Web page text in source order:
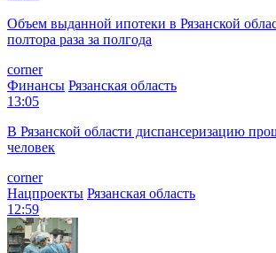
Объем выданной ипотеки в Рязанской
полтора раза за полгода
corner
Финансы Рязанская область
13:05
В Рязанской области диспансеризацию
человек
corner
Нацпроекты Рязанская область
12:59